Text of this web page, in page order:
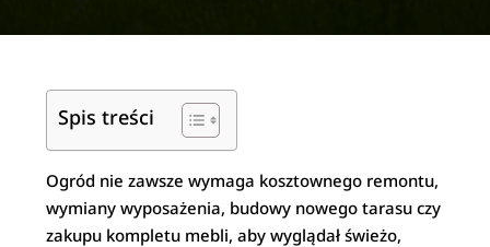
Spis treści
Ogród nie zawsze wymaga kosztownego remontu,
wymiany wyposażenia, budowy nowego tarasu czy
zakupu kompletu mebli, aby wyglądał świeżo,